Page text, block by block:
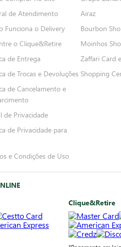
de Atendimento
Funciona o Delivery
o Clique&Retire
de Entrega
de Trocas e Devoluções
de Cancelamento e
de Privacidade
de Privacidade para
e Condições de Uso
Airaz
Bourbon
Moinhos
Zaffari Card
Shopping
Clique&Retire